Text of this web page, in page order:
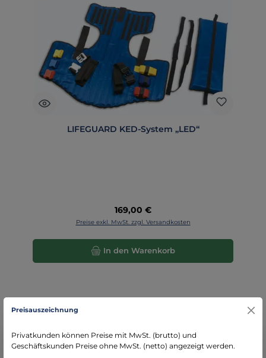
LIFEGUARD KED-System „LED“
Regulärer Preis:
169,00 €
Preise exkl. MwSt. zzgl. Versandkosten
In den Warenkorb
Preisauszeichnung
Privatkunden können Preise mit MwSt. (brutto) und
Geschäftskunden Preise ohne MwSt. (netto) angezeigt werden.